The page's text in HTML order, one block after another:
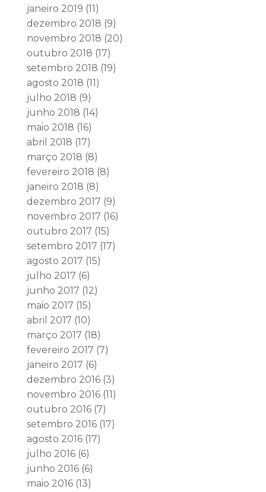
janeiro 2019 (11)
dezembro 2018 (9)
novembro 2018 (20)
outubro 2018 (17)
setembro 2018 (19)
agosto 2018 (11)
julho 2018 (9)
junho 2018 (14)
maio 2018 (16)
abril 2018 (17)
março 2018 (8)
fevereiro 2018 (8)
janeiro 2018 (8)
dezembro 2017 (9)
novembro 2017 (16)
outubro 2017 (15)
setembro 2017 (17)
agosto 2017 (15)
julho 2017 (6)
junho 2017 (12)
maio 2017 (15)
abril 2017 (10)
março 2017 (18)
fevereiro 2017 (7)
janeiro 2017 (6)
dezembro 2016(3)
novembro 2016(11)
outubro 2016(7)
setembro 2016(17)
agosto 2016(17)
julho 2016(6)
junho 2016(6)
maio 2016(13)